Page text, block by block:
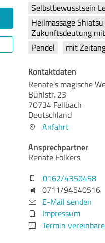
Selbstbewusstsein
Heilmassage
Zukunftsdeutung
Pendel
mit
Kontaktdaten
Renate's magische
Bühlstr. 23
70734 Fellbach
Deutschland
Anfahrt
Ansprechpartner
Renate Folkers
0162/4350458
0711/94540516
E-Mail senden
Impressum
Termin